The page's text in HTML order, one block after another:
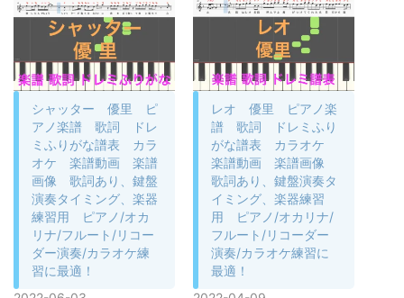
シャッター 優里 ピ
アノ楽譜 歌詞 ドレ
ミふりがな譜表 カラ
オケ 楽譜動画 楽譜
画像 歌詞あり、鍵盤
演奏タイミング、楽器
練習用 ピアノ/オカ
リナ/フルート/リコー
ダー演奏/カラオケ練
習に最適！
レオ 優里 ピアノ楽
譜 歌詞 ドレミふり
がな譜表 カラオケ
楽譜動画 楽譜画像
歌詞あり、鍵盤演奏タ
イミング、楽器練習
用 ピアノ/オカリナ/
フルート/リコーダー
演奏/カラオケ練習に
最適！